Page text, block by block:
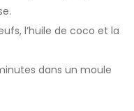
l’huile de coco et la
dans un moule